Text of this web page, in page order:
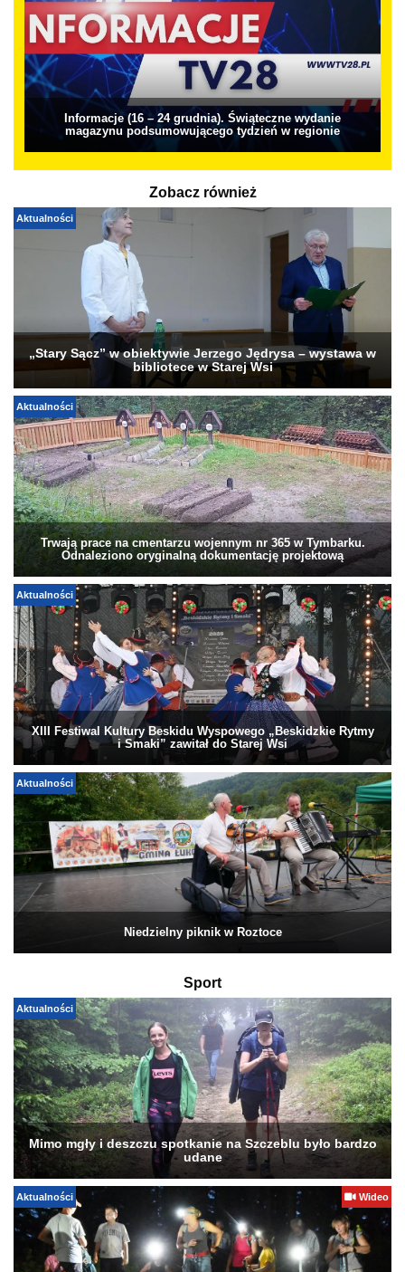
Informacje (16 – 24 grudnia). Świąteczne wydanie
magazynu podsumowującego tydzień w regionie
Zobacz również
Aktualności
„Stary Sącz” w obiektywie Jerzego Jędrysa – wystawa w
bibliotece w Starej Wsi
Aktualności
Trwają prace na cmentarzu wojennym nr 365 w Tymbarku.
Odnaleziono oryginalną dokumentację projektową
Aktualności
XIII Festiwal Kultury Beskidu Wyspowego „Beskidzkie Rytmy
i Smaki” zawitał do Starej Wsi
Aktualności
Niedzielny piknik w Roztoce
Sport
Aktualności
Mimo mgły i deszczu spotkanie na Szczeblu było bardzo
udane
Aktualności Wideo